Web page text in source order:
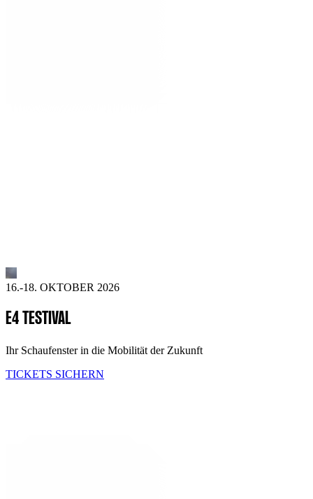
16.-18. OKTOBER 2026
E4 TESTIVAL
Ihr Schaufenster in die Mobilität der Zukunft
TICKETS SICHERN